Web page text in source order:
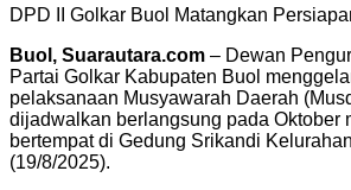
DPD II Golkar Buol Matangkan
Buol, Suarautara.com – Dewan
Partai Golkar Kabupaten Buol
pelaksanaan Musyawarah Daerah
dijadwalkan berlangsung pada Oktober
bertempat di Gedung Srikandi
(19/8/2025).